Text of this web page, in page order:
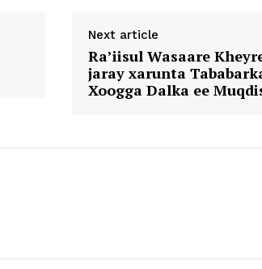
Next article
Ra’iisul Wasaare
jaray xarunta
Xoogga Dalka ee